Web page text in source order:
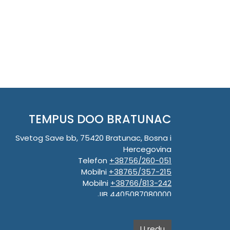
TEMPUS DOO BRATUNAC
Svetog Save bb, 75420 Bratunac, Bosna i
Hercegovina
Telefon +38756/260-051
Mobilni +38765/357-215
Mobilni +38766/813-242
JIB 4405087080000